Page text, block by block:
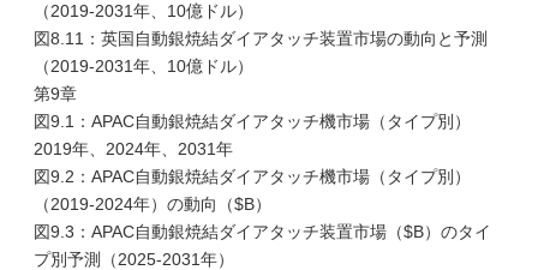
（2019-2031年、10億ドル）
図8.11：英国自動銀焼結ダイアタッチ装置市場の動向と予測
（2019-2031年、10億ドル）
第9章
図9.1：APAC自動銀焼結ダイアタッチ機市場（タイプ別）
2019年、2024年、2031年
図9.2：APAC自動銀焼結ダイアタッチ機市場（タイプ別）
（2019-2024年）の動向（$B）
図9.3：APAC自動銀焼結ダイアタッチ装置市場（$B）のタイ
プ別予測（2025-2031年）